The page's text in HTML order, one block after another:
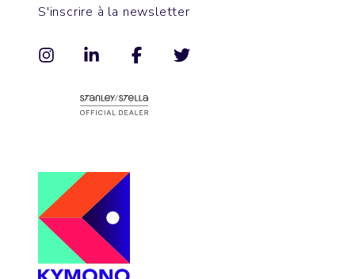
S'inscrire à la newsletter